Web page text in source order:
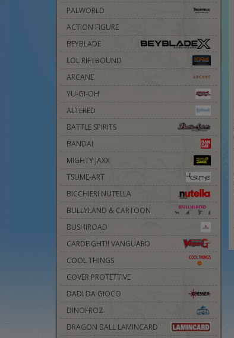
PALWORLD
ACTION FIGURE
BEYBLADE
LOL RIFTBOUND
ARCANE
YU-GI-OH
ALTERED
BATTLE SPIRITS
BANDAI
MIGHTY JAXX
TSUME-ART
BICCHIERI NUTELLA
BULLYLAND & CARTOON
BUSHIROAD
CARDFIGHT!! VANGUARD
COOL THINGS
COVER PROTETTIVE
DADI DA GIOCO
DINOFROZ
DRAGON BALL LAMINCARD